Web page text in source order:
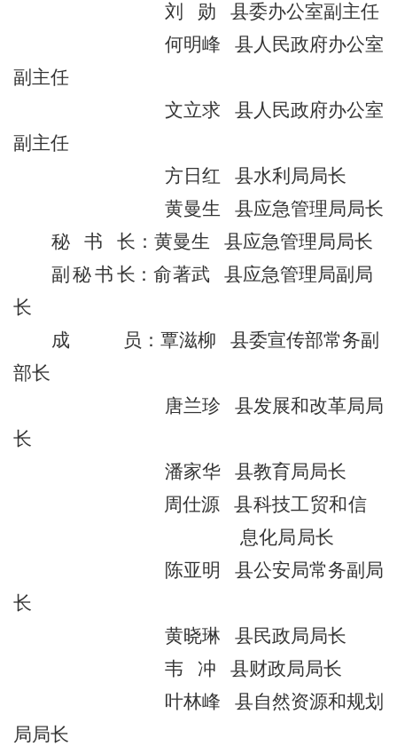
刘
勋
县委办公室副主任
何明峰
县人民政府办公室
副主任
文立求
县人民政府办公室
副主任
方日红
县水利局局长
黄曼生
县应急管理局局长
秘
书 长：黄曼生
县应急管理局局长
副 秘 书 长 ：俞著武
县应急管理局副局
长
成
员：覃滋柳
县委宣传部常务副
部长
唐兰珍
县发展和改革局局
长
潘家华
县教育局局长
周仕源
县科技工贸和信
息化局局长
陈亚明
县公安局常务副局
长
黄晓琳
县民政局局长
韦
冲
县财政局局长
叶林峰
县自然资源和规划
局局长